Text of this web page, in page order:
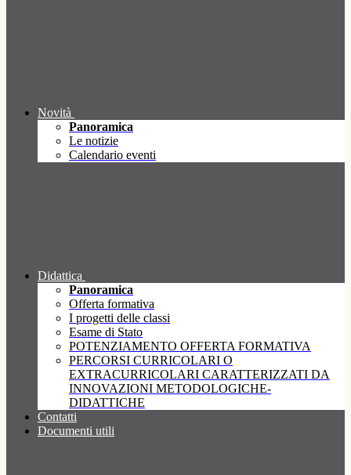
Novità
Panoramica
Le notizie
Calendario eventi
Didattica
Panoramica
Offerta formativa
I progetti delle classi
Esame di Stato
POTENZIAMENTO OFFERTA FORMATIVA
PERCORSI CURRICOLARI O
EXTRACURRICOLARI CARATTERIZZATI DA
INNOVAZIONI METODOLOGICHE-
DIDATTICHE
Contatti
Documenti utili